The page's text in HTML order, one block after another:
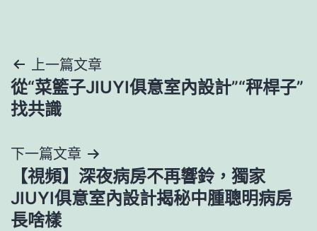
文
章
覽
上一篇文章
從“菜籃子JIUYI俱意室內設計”“秤桿子”
找共識
下一篇文章
【視頻】深夜病房不再響鈴，獨家
JIUYI俱意室內設計揭秘中腫聰明病房
長啥樣